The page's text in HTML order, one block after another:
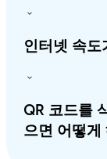
인터넷 속도
QR 코드를
으면 어떻게